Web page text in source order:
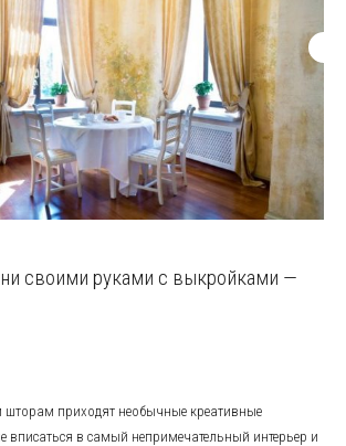
своими руками с выкройками —
приходят необычные креативные
вписаться в самый непримечательный интерьер и